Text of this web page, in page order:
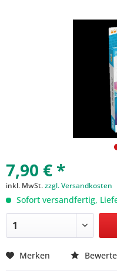
7,90 € *
inkl. MwSt.zzgl. Versandkosten
Sofort versandfertig,
Merken